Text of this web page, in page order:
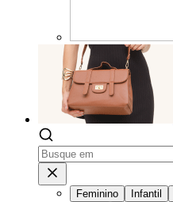
Feminino Infantil